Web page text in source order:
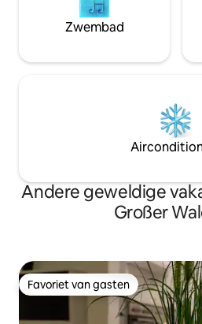
Zwembad
Andere geweldige
Großer
Favoriet van gasten
Favoriet van gasten